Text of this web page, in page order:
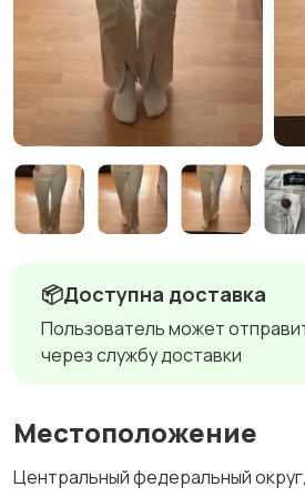
📦Доступна доставка
Пользователь может
через службу доставки
Местоположение
Центральный федеральный